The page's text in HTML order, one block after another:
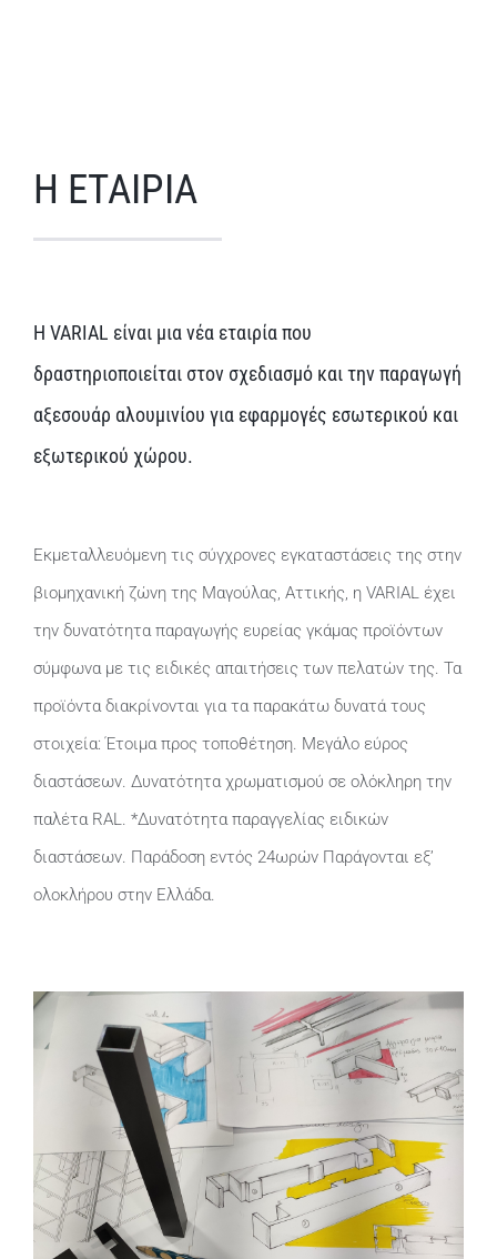
Η ΕΤΑΙΡΙΑ
Η VARIAL είναι μια νέα εταιρία που
δραστηριοποιείται στον σχεδιασμό και την παραγωγή
αξεσουάρ αλουμινίου για εφαρμογές εσωτερικού και
εξωτερικού χώρου.
Εκμεταλλευόμενη τις σύγχρονες εγκαταστάσεις της στην
βιομηχανική ζώνη της Μαγούλας, Αττικής, η VARIAL έχει
την δυνατότητα παραγωγής ευρείας γκάμας προϊόντων
σύμφωνα με τις ειδικές απαιτήσεις των πελατών της. Τα
προϊόντα διακρίνονται για τα παρακάτω δυνατά τους
στοιχεία: Έτοιμα προς τοποθέτηση. Μεγάλο εύρος
διαστάσεων. Δυνατότητα χρωματισμού σε ολόκληρη την
παλέτα RAL. *Δυνατότητα παραγγελίας ειδικών
διαστάσεων. Παράδοση εντός 24ωρών Παράγονται εξ’
ολοκλήρου στην Ελλάδα.